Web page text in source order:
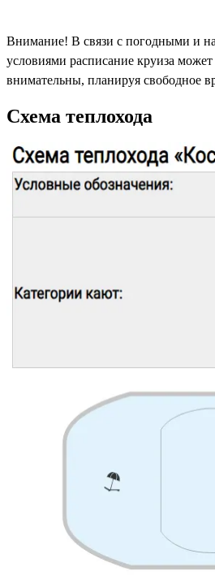
Внимание! В связи с погодными и
условиями расписание круиза
внимательны, планируя свободное
Схема теплохода